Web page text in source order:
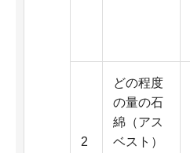
2
どの程度
の量の石
綿（アス
ベスト）